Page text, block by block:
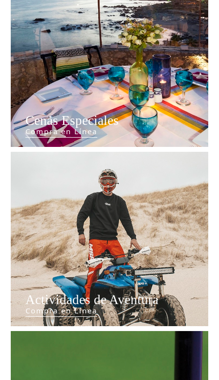
Que Hacer
Cenas Especiales
Compra en Línea
Actividades de Aventura
Compra en Línea